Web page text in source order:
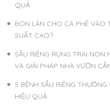
QUẢ
BÓN LÂN CHO CÀ PHÊ VÀO
SUẤT CAO?
SẦU RIÊNG RỤNG TRÁI NON
VÀ GIẢI PHÁP NHÀ VƯỜN
5 BỆNH SẦU RIÊNG
HIỆU QUẢ